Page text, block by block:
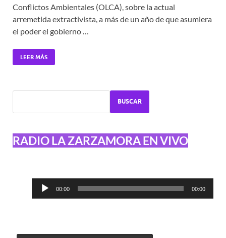
Conflictos Ambientales (OLCA), sobre la actual
arremetida extractivista, a más de un año de que asumiera
el poder el gobierno …
LEER MÁS
BUSCAR
RADIO LA ZARZAMORA EN VIVO
Reproductor
00:00 00:00